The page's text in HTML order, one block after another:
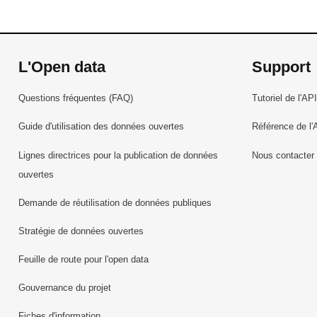
L'Open data
Questions fréquentes (FAQ)
Guide d'utilisation des données ouvertes
Lignes directrices pour la publication de données
ouvertes
Demande de réutilisation de données publiques
Stratégie de données ouvertes
Feuille de route pour l'open data
Gouvernance du projet
Support
Tutoriel de l'API
Référence de
Nous contacter